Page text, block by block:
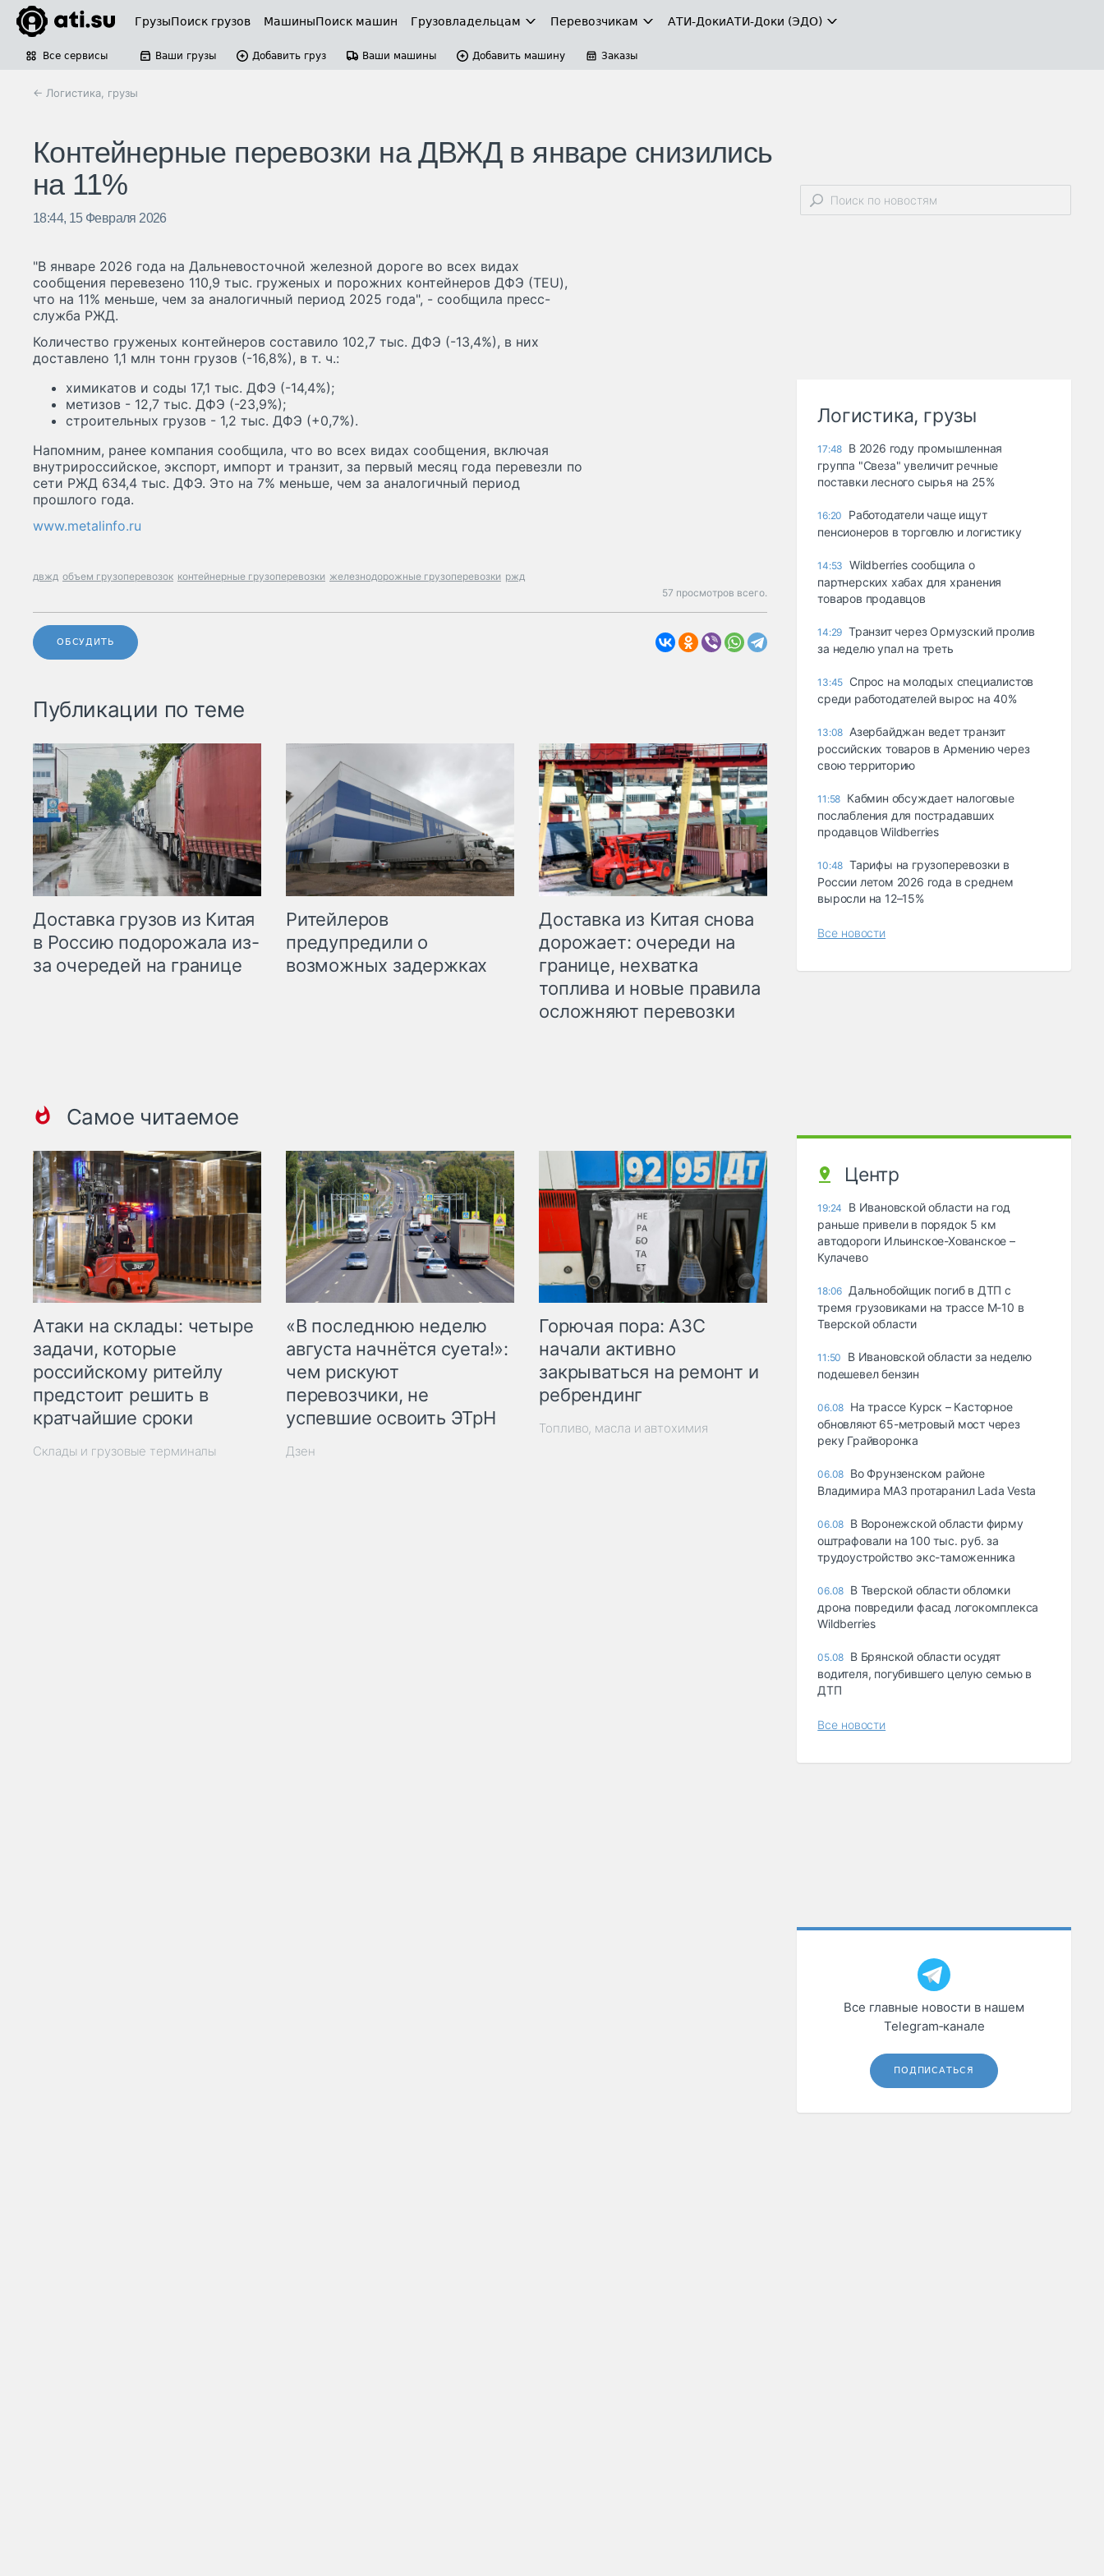
ГрузыПоиск грузов МашиныПоиск машин Грузовладельцам Перевозчикам АТИ-ДокиАТИ-Доки (ЭДО)
Все сервисы Ваши грузы Добавить груз Ваши машины Добавить машину Заказы
← Логистика, грузы
Контейнерные перевозки на ДВЖД в январе снизились
на 11%
18:44, 15 Февраля 2026
"В январе 2026 года на Дальневосточной железной дороге во всех видах
сообщения перевезено 110,9 тыс. груженых и порожних контейнеров ДФЭ (TEU),
что на 11% меньше, чем за аналогичный период 2025 года", - сообщила пресс-
служба РЖД.
Количество груженых контейнеров составило 102,7 тыс. ДФЭ (-13,4%), в них
доставлено 1,1 млн тонн грузов (-16,8%), в т. ч.:
химикатов и соды 17,1 тыс. ДФЭ (-14,4%);
метизов - 12,7 тыс. ДФЭ (-23,9%);
строительных грузов - 1,2 тыс. ДФЭ (+0,7%).
Напомним, ранее компания сообщила, что во всех видах сообщения, включая
внутрироссийское, экспорт, импорт и транзит, за первый месяц года перевезли по
сети РЖД 634,4 тыс. ДФЭ. Это на 7% меньше, чем за аналогичный период
прошлого года.
www.metalinfo.ru
двжд объем грузоперевозок контейнерные грузоперевозки железнодорожные грузоперевозки ржд
57 просмотров всего.
ОБСУДИТЬ
Публикации по теме
Доставка грузов из Китая
в Россию подорожала из-
за очередей на границе
Ритейлеров
предупредили о
возможных задержках
Доставка из Китая снова
дорожает: очереди на
границе, нехватка
топлива и новые правила
осложняют перевозки
Самое читаемое
Атаки на склады: четыре
задачи, которые
российскому ритейлу
предстоит решить в
кратчайшие сроки
Склады и грузовые терминалы
«В последнюю неделю
августа начнётся суета!»:
чем рискуют
перевозчики, не
успевшие освоить ЭТрН
Дзен
Горючая пора: АЗС
начали активно
закрываться на ремонт и
ребрендинг
Топливо, масла и автохимия
Логистика, грузы
17:48 В 2026 году промышленная
группа "Свеза" увеличит речные
поставки лесного сырья на 25%
16:20
Работодатели чаще ищут
пенсионеров в торговлю и логистику
14:53
Wildberries сообщила о
партнерских хабах для хранения
товаров продавцов
14:29 Транзит через Ормузский пролив
за неделю упал на треть
13:45 Спрос на молодых специалистов
среди работодателей вырос на 40%
13:08 Азербайджан ведет транзит
российских товаров в Армению через
свою территорию
11:58 Кабмин обсуждает налоговые
послабления для пострадавших
продавцов Wildberries
10:48 Тарифы на грузоперевозки в
России летом 2026 года в среднем
выросли на 12–15%
Все новости
Центр
19:24
В Ивановской области на год
раньше привели в порядок 5 км
автодороги Ильинское-Хованское –
Кулачево
18:06 Дальнобойщик погиб в ДТП с
тремя грузовиками на трассе М-10 в
Тверской области
11:50
В Ивановской области за неделю
подешевел бензин
06.08 На трассе Курск – Касторное
обновляют 65-метровый мост через
реку Грайворонка
06.08 Во Фрунзенском районе
Владимира МАЗ протаранил Lada Vesta
06.08 В Воронежской области фирму
оштрафовали на 100 тыс. руб. за
трудоустройство экс-таможенника
06.08 В Тверской области обломки
дрона повредили фасад логокомплекса
Wildberries
05.08 В Брянской области осудят
водителя, погубившего целую семью в
ДТП
Все новости
Все главные новости в нашем
Telegram‑канале
ПОДПИСАТЬСЯ